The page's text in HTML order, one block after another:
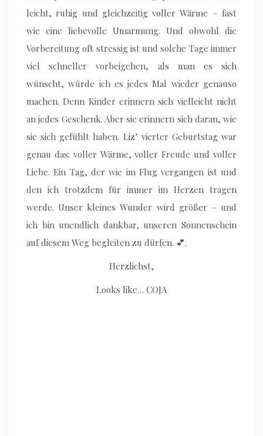
leicht, ruhig und gleichzeitig voller Wärme – fast
wie eine liebevolle Umarmung. Und obwohl die
Vorbereitung oft stressig ist und solche Tage immer
viel schneller vorbeigehen, als man es sich
wünscht, würde ich es jedes Mal wieder genauso
machen. Denn Kinder erinnern sich vielleicht nicht
an jedes Geschenk. Aber sie erinnern sich daran, wie
sie sich gefühlt haben. Liz’ vierter Geburtstag war
genau das: voller Wärme, voller Freude und voller
Liebe. Ein Tag, der wie im Flug vergangen ist und
den ich trotzdem für immer im Herzen tragen
werde. Unser kleines Wunder wird größer – und
ich bin unendlich dankbar, unseren Sonnenschein
auf diesem Weg begleiten zu dürfen. 💕.
Herzlichst,
Looks like… COJA